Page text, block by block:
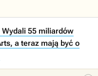
Wydali 55 miliardów
a teraz mają być o